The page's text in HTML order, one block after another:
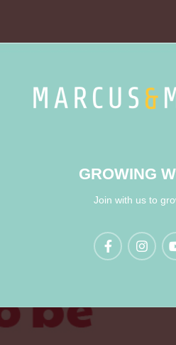
GROWING
Join with us to